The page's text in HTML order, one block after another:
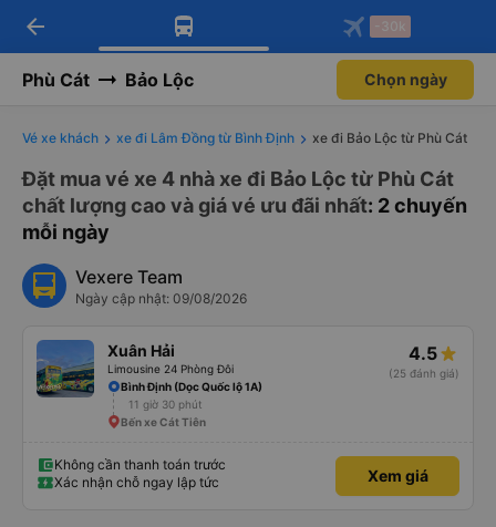
Tải app Vexere ngay!
Nhận ưu đãi thành viên độc
Mở app
Tải app Vexere
-30k/ghế khi đặt vé máy bay qua
Mở app
arrow_back -30k
Phù Cát Bảo Lộc Chọn ngày
Vé xe khách xe đi Lâm Đồng từ Bình Định xe đi Bảo Lộc từ Phù Cát
Đặt mua vé xe 4 nhà xe đi Bảo Lộc từ Phù Cát
chất lượng cao và giá vé ưu đãi nhất: 2 chuyến
mỗi ngày
Vexere Team
Ngày cập nhật: 09/08/2026
Xuân Hải
Limousine 24 Phòng Đôi
4.5
(25 đánh giá)
Bình Định (Dọc Quốc lộ 1A)
11 giờ 30 phút
Bến xe Cát Tiên
Không cần thanh toán trước
Xác nhận chỗ ngay lập tức
Xem giá